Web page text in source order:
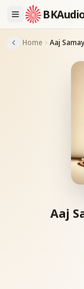
Home Aaj
Aaj